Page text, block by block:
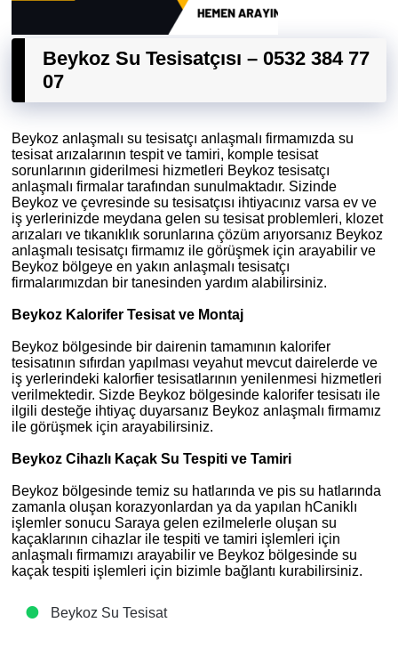
Beykoz Su Tesisatçısı – 0532 384 77
07
Beykoz anlaşmalı su tesisatçı anlaşmalı firmamızda su
tesisat arızalarının tespit ve tamiri, komple tesisat
sorunlarının giderilmesi hizmetleri Beykoz tesisatçı
anlaşmalı firmalar tarafından sunulmaktadır. Sizinde
Beykoz ve çevresinde su tesisatçısı ihtiyacınız varsa ev ve
iş yerlerinizde meydana gelen su tesisat problemleri, klozet
arızaları ve tıkanıklık sorunlarına çözüm arıyorsanız Beykoz
anlaşmalı tesisatçı firmamız ile görüşmek için arayabilir ve
Beykoz bölgeye en yakın anlaşmalı tesisatçı
firmalarımızdan bir tanesinden yardım alabilirsiniz.
Beykoz Kalorifer Tesisat ve Montaj
Beykoz bölgesinde bir dairenin tamamının kalorifer
tesisatının sıfırdan yapılması veyahut mevcut dairelerde ve
iş yerlerindeki kalorfier tesisatlarının yenilenmesi hizmetleri
verilmektedir. Sizde Beykoz bölgesinde kalorifer tesisatı ile
ilgili desteğe ihtiyaç duyarsanız Beykoz anlaşmalı firmamız
ile görüşmek için arayabilirsiniz.
Beykoz Cihazlı Kaçak Su Tespiti ve Tamiri
Beykoz bölgesinde temiz su hatlarında ve pis su hatlarında
zamanla oluşan korazyonlardan ya da yapılan hCaniklı
işlemler sonucu Saraya gelen ezilmelerle oluşan su
kaçaklarının cihazlar ile tespiti ve tamiri işlemleri için
anlaşmalı firmamızı arayabilir ve Beykoz bölgesinde su
kaçak tespiti işlemleri için bizimle bağlantı kurabilirsiniz.
Beykoz Su Tesisat